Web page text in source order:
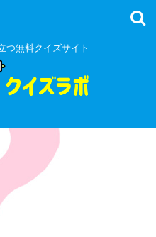
つ無料クイズサイト